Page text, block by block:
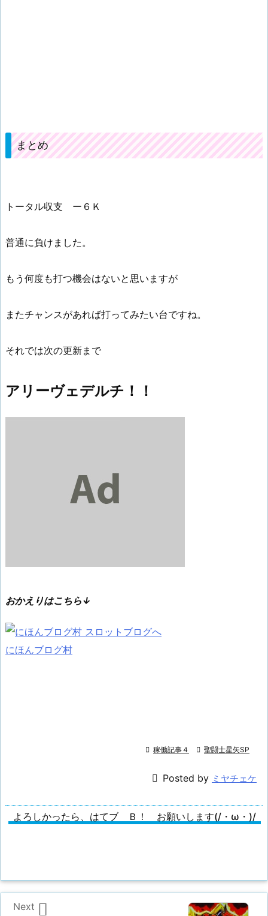
まとめ
トータル収支 ー６Ｋ
普通に負けました。
もう何度も打つ機会はないと思いますが
またチャンスがあれば打ってみたい台ですね。
それでは次の更新まで
アリーヴェデルチ！！
おかえりはこちら↓
にほんブログ村
 稼働記事４  聖闘士星矢SP
 Posted by ミヤチェケ
よろしかったら、はてブ Ｂ！ お願いします(/・ω・)/

Next